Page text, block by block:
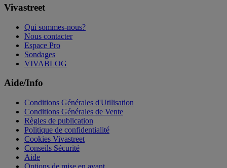
Vivastreet
Qui sommes-nous?
Nous contacter
Espace Pro
Sondages
VIVABLOG
Aide/Info
Conditions Générales d'Utilisation
Conditions Générales de Vente
Règles de publication
Politique de confidentialité
Cookies Vivastreet
Conseils Sécurité
Aide
Options de mise en avant